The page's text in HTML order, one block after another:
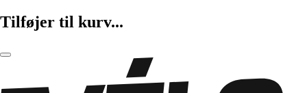
Tilføjer til kurv...